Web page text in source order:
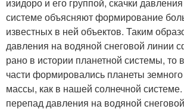
изидоро и его группой, скачки
системе объясняют формирование
известных в ней объектов. Таким
давления на водяной снеговой линии
рано в истории планетной системы, то
части формировались планеты
массы, как в нашей солнечной
перепад давления на водяной